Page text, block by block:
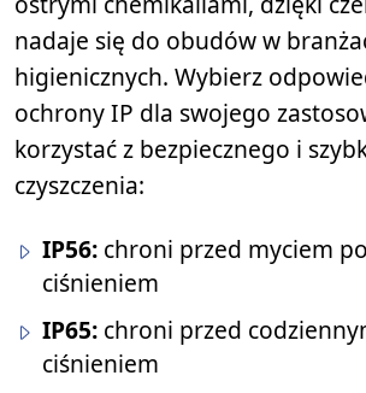
nadaje się do obudów w
higienicznych. Wybierz
ochrony IP dla swojego
korzystać z bezpiecznego i
czyszczenia:
IP56: chroni przed myciem
ciśnieniem
IP65: chroni przed
ciśnieniem